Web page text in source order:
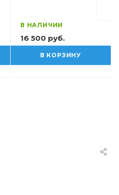
В НАЛИЧИИ
16 500 руб.
В КОРЗИНУ